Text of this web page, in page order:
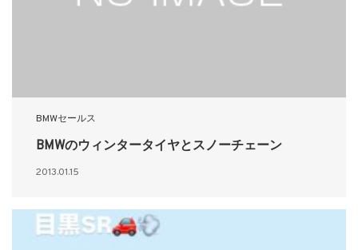
BMWセールス
BMWのウィンタータイヤとスノーチェーン
2013.01.15